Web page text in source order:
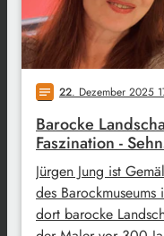
notes 22. Dezember 2025
Barocke
Faszination -
Jürgen Jung ist
des
dort barocke